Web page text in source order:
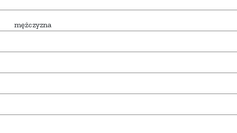
mężczyzna